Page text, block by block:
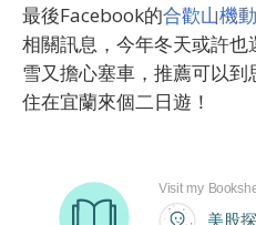
最後Facebook的合歡山機
相關訊息，今年冬天或許
雪又擔心塞車，推薦可以
住在宜蘭來個二日遊！